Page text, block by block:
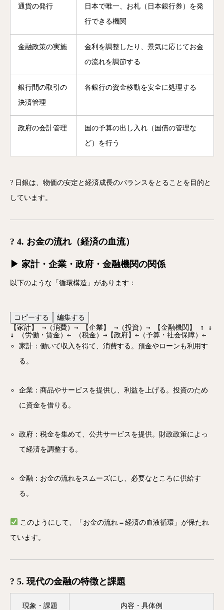
通貨の発行
日本で唯一、お札（日本銀行券）を発
行できる機関
金融政策の実施
金利を調整したり、景気に応じてお金
の流れを調節する
銀行間の取引の
決済管理
各銀行の資金移動を安全に処理する
政府の会計管理
国の予算の出し入れ（国債の管理な
ど）を行う
? 日銀は、物価の安定と経済成長のバランスをとることを目的と
しています。
? 4. お金の流れ（経済の血流）
▶ 家計・企業・政府・金融機関の関係
以下のような「循環構造」があります：
コピーする
編集する
【家計】 →（消費）→ 【企業】 →（投資）→ 【金融機関】 ↑ ↓
↓ （労働・賃金）← （税金）→【政府】←（予算・社会保障）←
家計：働いて収入を得て、消費する。預金やローンも利用す
る。
企業：商品やサービスを提供し、利益を上げる。投資のため
に資金を借りる。
政府：税金を集めて、公共サービスを提供。財政政策によっ
て経済を調整する。
金融：お金の流れをスムーズにし、必要なところに供給す
る。
このようにして、「お金の流れ＝経済の血液循環」が保たれ
ています。
? 5. 現代の金融の特徴と課題
現象・課題 内容・具体例